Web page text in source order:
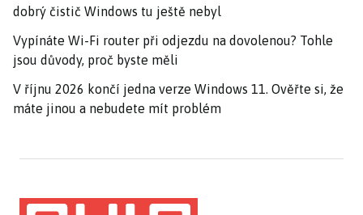
dobrý čistič Windows tu ještě nebyl
Vypínáte Wi-Fi router při odjezdu na dovolenou? Tohle
jsou důvody, proč byste měli
V říjnu 2026 končí jedna verze Windows 11. Ověřte si, že
máte jinou a nebudete mít problém